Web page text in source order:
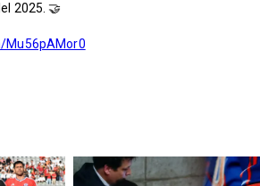
2025. 🤝
Mu56pAMor0